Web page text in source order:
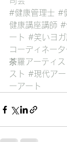
#健康管理士 #
健康講座講師 #
ート #笑いヨガ
コーディネータ
荼羅アーティス
スト #現代アー
ーアート